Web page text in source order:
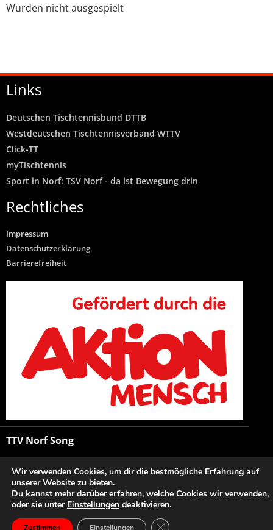
Wurden nicht ausgespielt
Links
Deutschen Tischtennisbund DTTB
Westdeutschen Tischtennisverband WTTV
Click-TT
myTischtennis
Sport in Norf: TSV Norf - da ist Bewegung drin
Rechtliches
Impressum
Datenschutzerklärung
Barrierefreiheit
TTV Norf Song
Wir verwenden Cookies, um dir die bestmögliche Erfahrung auf
unserer Website zu bieten.
Du kannst mehr darüber erfahren, welche Cookies wir verwenden,
oder sie unter Einstellungen deaktivieren.
Zustimmen Einstellungen GDPR Cookie-Banner